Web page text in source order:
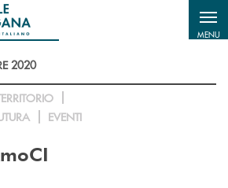
MENU
2020
EVENTI